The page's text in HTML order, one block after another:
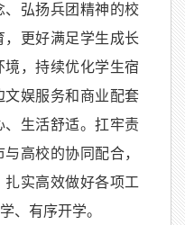
、弘扬兵团精神的校
，更好满足学生成长
，持续优化学生宿
娱服务和商业配套
生活舒适。扛牢责
高校的协同配合，
实高效做好各项工
、有序开学。